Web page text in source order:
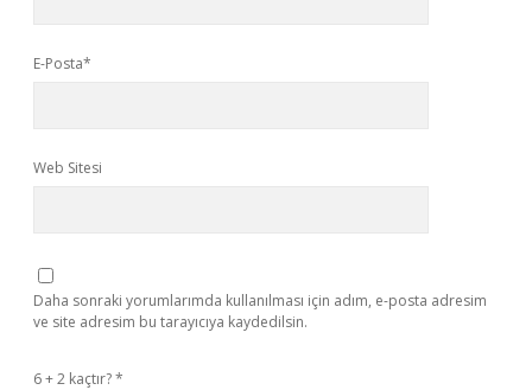
E-Posta*
Web Sitesi
Daha sonraki yorumlarımda kullanılması için adım, e-posta adresim
ve site adresim bu tarayıcıya kaydedilsin.
6 + 2 kaçtır?*